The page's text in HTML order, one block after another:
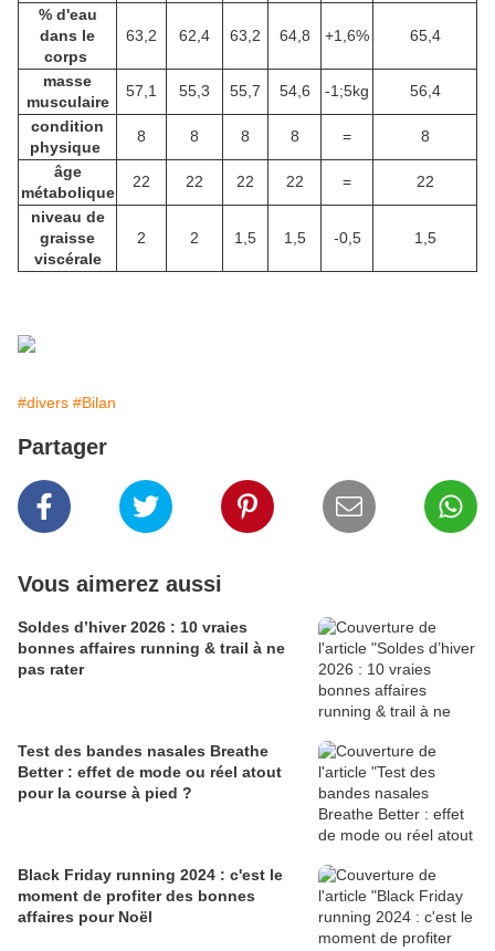
% d'eau
dans le
corps
63,2 62,4 63,2 64,8 +1,6% 65,4
masse
musculaire
57,1 55,3 55,7 54,6 -1;5kg
56,4
condition
physique
8 8 8 8 =
8
âge
métabolique
22 22 22 22 =
22
niveau de
graisse
viscérale
2 2 1,5 1,5 -0,5 1,5
#divers #Bilan
Partager
Vous aimerez aussi
Soldes d’hiver 2026 : 10 vraies
bonnes affaires running & trail à ne
pas rater
Test des bandes nasales Breathe
Better : effet de mode ou réel atout
pour la course à pied ?
Black Friday running 2024 : c'est le
moment de profiter des bonnes
affaires pour Noël